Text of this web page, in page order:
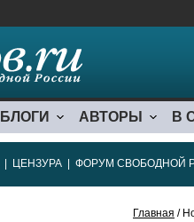
БЛОГИ АВТОРЫ В
ЦЕНЗУРА ФОРУМ СВОБОДНОЙ
Главная /